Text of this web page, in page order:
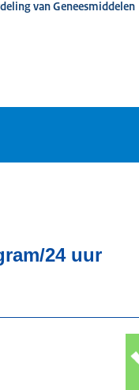
van Geneesmiddelen
24 uur